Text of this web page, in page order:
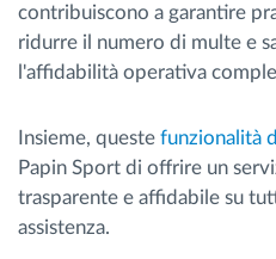
contribuiscono a garantire
ridurre il numero di multe e
l'affidabilità operativa
Insieme, queste funzionalità
Papin Sport di offrire un
trasparente e affidabile su
assistenza.